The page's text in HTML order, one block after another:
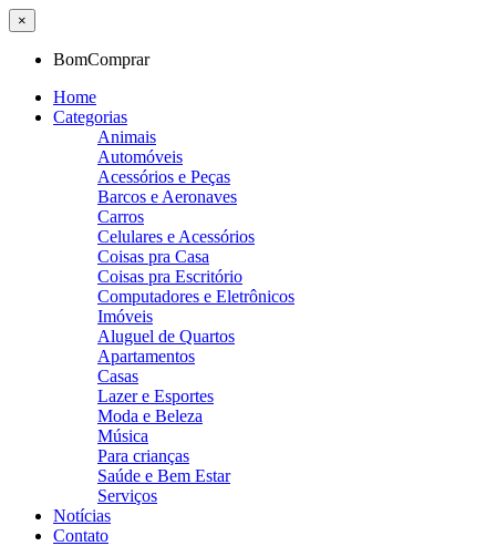
×
BomComprar
Home
Categorias
Animais
Automóveis
Acessórios e Peças
Barcos e Aeronaves
Carros
Celulares e Acessórios
Coisas pra Casa
Coisas pra Escritório
Computadores e Eletrônicos
Imóveis
Aluguel de Quartos
Apartamentos
Casas
Lazer e Esportes
Moda e Beleza
Música
Para crianças
Saúde e Bem Estar
Serviços
Notícias
Contato